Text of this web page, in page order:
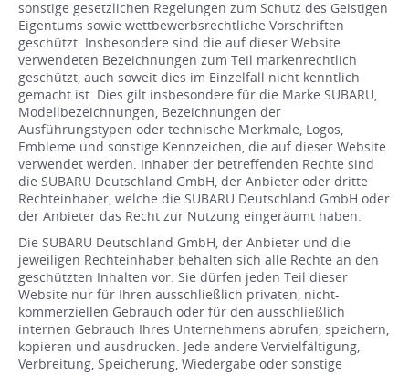
sonstige gesetzlichen Regelungen zum Schutz des Geistigen
Eigentums sowie wettbewerbsrechtliche Vorschriften
geschützt. Insbesondere sind die auf dieser Website
verwendeten Bezeichnungen zum Teil markenrechtlich
geschützt, auch soweit dies im Einzelfall nicht kenntlich
gemacht ist. Dies gilt insbesondere für die Marke SUBARU,
Modellbezeichnungen, Bezeichnungen der
Ausführungstypen oder technische Merkmale, Logos,
Embleme und sonstige Kennzeichen, die auf dieser Website
verwendet werden. Inhaber der betreffenden Rechte sind
die SUBARU Deutschland GmbH, der Anbieter oder dritte
Rechteinhaber, welche die SUBARU Deutschland GmbH oder
der Anbieter das Recht zur Nutzung eingeräumt haben.
Die SUBARU Deutschland GmbH, der Anbieter und die
jeweiligen Rechteinhaber behalten sich alle Rechte an den
geschützten Inhalten vor. Sie dürfen jeden Teil dieser
Website nur für Ihren ausschließlich privaten, nicht-
kommerziellen Gebrauch oder für den ausschließlich
internen Gebrauch Ihres Unternehmens abrufen, speichern,
kopieren und ausdrucken. Jede andere Vervielfältigung,
Verbreitung, Speicherung, Wiedergabe oder sonstige